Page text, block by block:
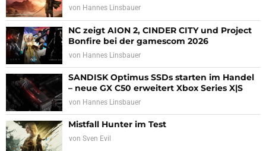
von Hannes Linsbauer
NC zeigt AION 2, CINDER CITY und Project
Bonfire bei der gamescom 2026
von Hannes Linsbauer
SANDISK Optimus SSDs starten im Handel
– neue GX C50 erweitert Xbox Series X|S
von Hannes Linsbauer
Mistfall Hunter im Test
von Sven Evil